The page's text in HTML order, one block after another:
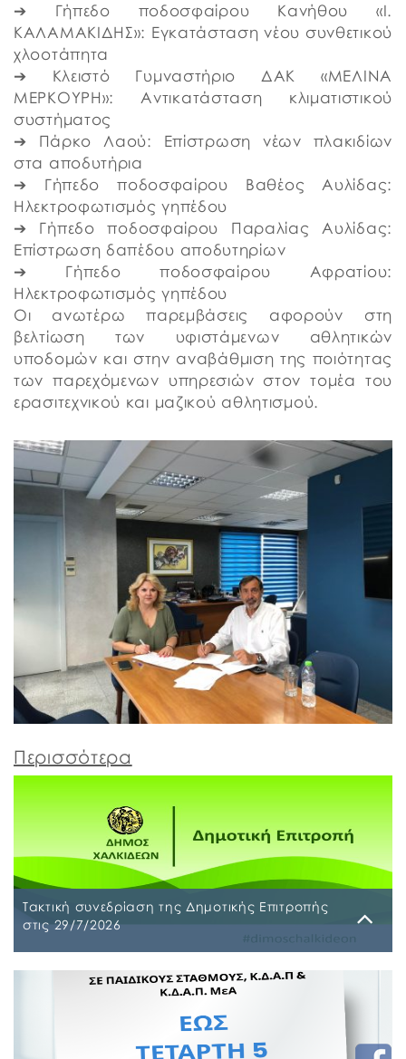
➔ Γήπεδο ποδοσφαίρου Κανήθου «Ι.
ΚΑΛΑΜΑΚΙΔΗΣ»: Εγκατάσταση νέου συνθετικού
χλοοτάπητα
➔ Κλειστό Γυμναστήριο ΔΑΚ «ΜΕΛΙΝΑ
ΜΕΡΚΟΥΡΗ»: Αντικατάσταση κλιματιστικού
συστήματος
➔ Πάρκο Λαού: Επίστρωση νέων πλακιδίων
στα αποδυτήρια
➔ Γήπεδο ποδοσφαίρου Βαθέος Αυλίδας:
Ηλεκτροφωτισμός γηπέδου
➔ Γήπεδο ποδοσφαίρου Παραλίας Αυλίδας:
Επίστρωση δαπέδου αποδυτηρίων
➔ Γήπεδο ποδοσφαίρου Αφρατίου:
Ηλεκτροφωτισμός γηπέδου
Οι ανωτέρω παρεμβάσεις αφορούν στη
βελτίωση των υφιστάμενων αθλητικών
υποδομών και στην αναβάθμιση της ποιότητας
των παρεχόμενων υπηρεσιών στον τομέα του
ερασιτεχνικού και μαζικού αθλητισμού.
Περισσότερα
Τακτική συνεδρίαση της Δημοτικής Επιτροπής
στις 29/7/2026
Τακτική συνεδρίαση της Δημοτικής Επιτροπής θα
διεξαχθεί στο Δημοτικό Κατάστημα επί των οδών
Ληλαντίων και Μεγασθένους 34, την Τετάρτη 29
Ιουλίου 2026 και ώρα 10:00 π.μ., για συζήτηση και